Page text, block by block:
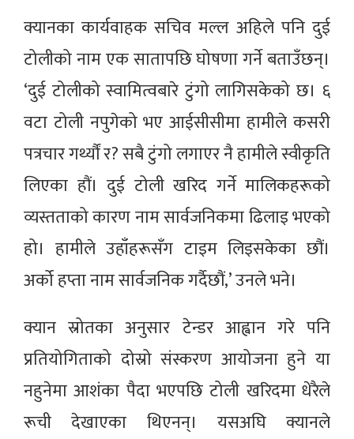
क्यानका कार्यवाहक सचिव मल्ल अहिले पनि दुई
टोलीको नाम एक सातापछि घोषणा गर्ने बताउँछन्।
‘दुई टोलीको स्वामित्वबारे टुंगो लागिसकेको छ। ६
वटा टोली नपुगेको भए आईसीसीमा हामीले कसरी
पत्रचार गर्थ्यौं र? सबै टुंगो लगाएर नै हामीले स्वीकृति
लिएका हौं। दुई टोली खरिद गर्ने मालिकहरूको
व्यस्तताको कारण नाम सार्वजनिकमा ढिलाइ भएको
हो। हामीले उहाँहरूसँग टाइम लिइसकेका छौं।
अर्को हप्ता नाम सार्वजनिक गर्दैछौं,’ उनले भने।
क्यान स्रोतका अनुसार टेन्डर आह्वान गरे पनि
प्रतियोगिताको दोस्रो संस्करण आयोजना हुने या
नहुनेमा आशंका पैदा भएपछि टोली खरिदमा धेरैले
रूची देखाएका थिएनन्। यसअघि क्यानले